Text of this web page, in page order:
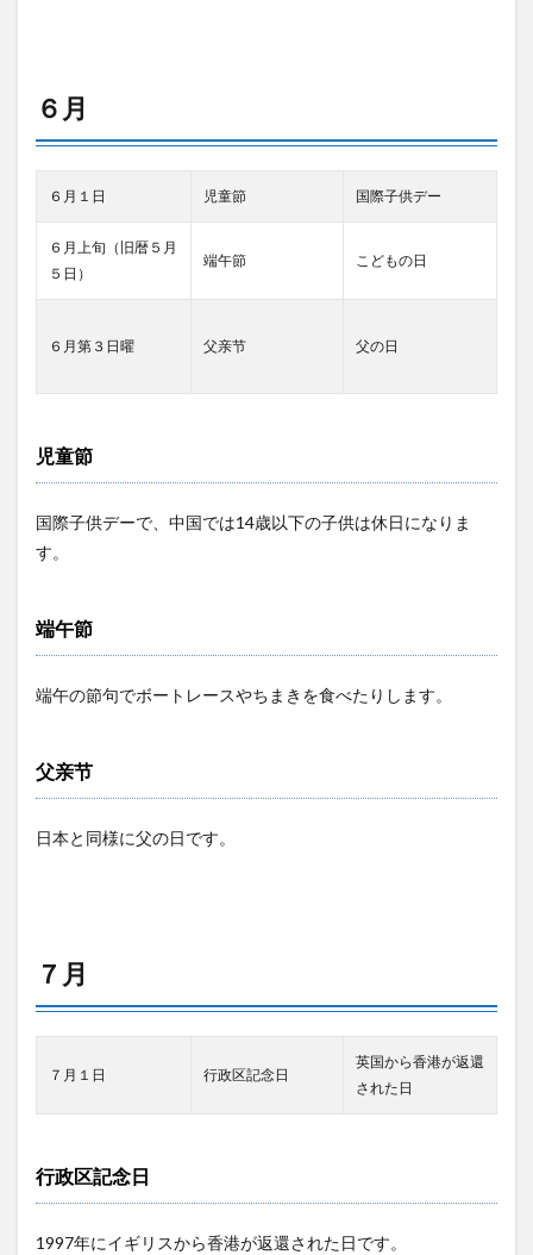
６月
６月１日 児童節 国際子供デー
６月上旬（旧暦５月
５日）
端午節 こどもの日
６月第３日曜 父亲节 父の日
児童節
国際子供デーで、中国では14歳以下の子供は休日になりま
す。
端午節
端午の節句でボートレースやちまきを食べたりします。
父亲节
日本と同様に父の日です。
７月
７月１日 行政区記念日
英国から香港が返還
された日
行政区記念日
1997年にイギリスから香港が返還された日です。